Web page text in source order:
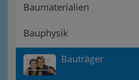
Baumaterialien
Bauphysik
Bauträger